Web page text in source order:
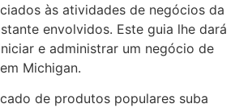
às atividades de negócios da
envolvidos. Este guia lhe dará
e administrar um negócio de
Michigan.
de produtos populares suba